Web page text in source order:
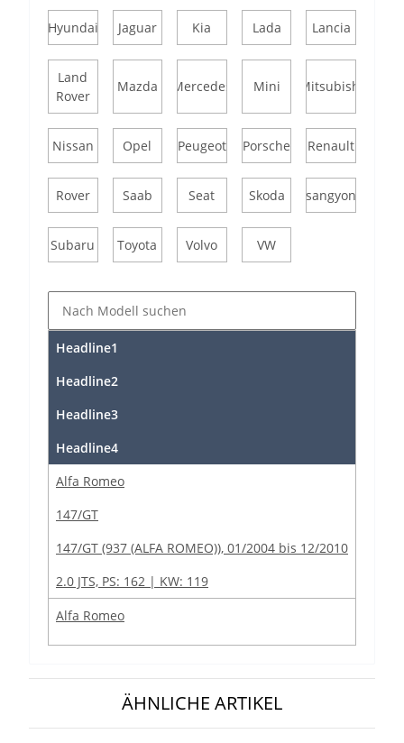
Hyundai Jaguar Kia Lada Lancia
Land
Rover
Mazda Mercedes Mini Mitsubishi
Nissan Opel Peugeot Porsche Renault
Rover Saab Seat Skoda Ssangyong
Subaru Toyota Volvo VW
Headline1
Headline2
Headline3
Headline4
Alfa Romeo
147/GT
147/GT (937 (ALFA ROMEO)), 01/2004 bis 12/2010
2.0 JTS, PS: 162 | KW: 119
Alfa Romeo
147/GT
147/GT (937 (ALFA ROMEO)), 01/2004 bis 12/2010
2.0 JTS, PS: 166 | KW: 122
ÄHNLICHE ARTIKEL